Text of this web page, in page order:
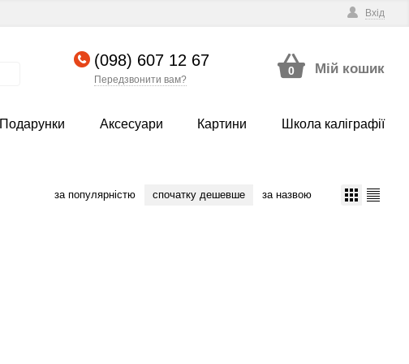
Вхід
(098) 607 12 67
Передзвонити вам?
0 Мій кошик
Подарунки Аксесуари Картини Школа каліграфії
за популярністю спочатку дешевше за назвою